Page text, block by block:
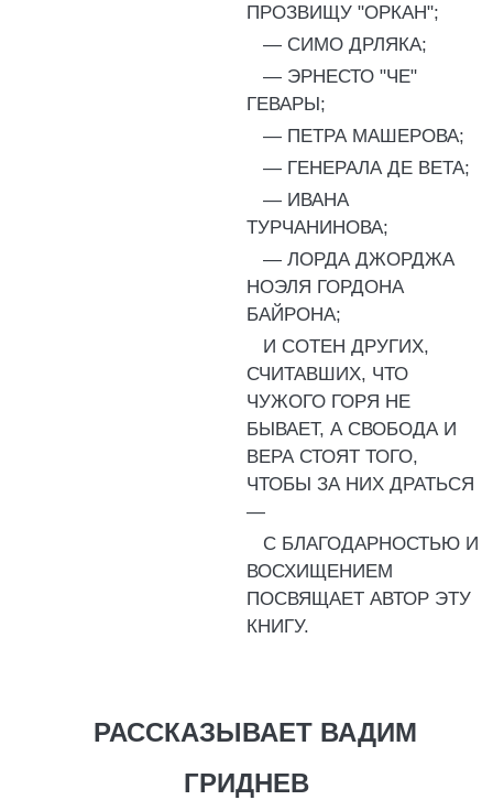
ПРОЗВИЩУ "ОРКАН";
— СИМО ДРЛЯКА;
— ЭРНЕСТО "ЧЕ"
ГЕВАРЫ;
— ПЕТРА МАШЕРОВА;
— ГЕНЕРАЛА ДЕ ВЕТА;
— ИВАНА
ТУРЧАНИНОВА;
— ЛОРДА ДЖОРДЖА
НОЭЛЯ ГОРДОНА
БАЙРОНА;
И СОТЕН ДРУГИХ,
СЧИТАВШИХ, ЧТО
ЧУЖОГО ГОРЯ НЕ
БЫВАЕТ, А СВОБОДА И
ВЕРА СТОЯТ ТОГО,
ЧТОБЫ ЗА НИХ ДРАТЬСЯ
—
С БЛАГОДАРНОСТЬЮ И
ВОСХИЩЕНИЕМ
ПОСВЯЩАЕТ АВТОР ЭТУ
КНИГУ.
РАССКАЗЫВАЕТ ВАДИМ
ГРИДНЕВ